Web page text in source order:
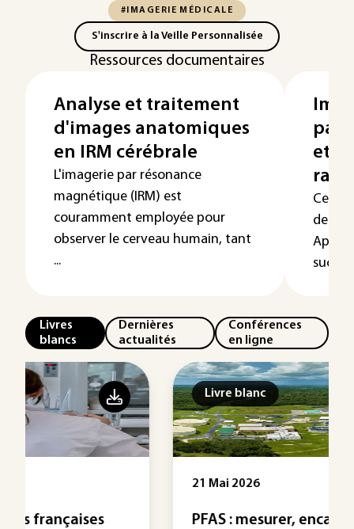
#IMAGERIE MÉDICALE
S'inscrire à la Veille Personnalisée
Ressources documentaires
Analyse et traitement
d'images anatomiques
en IRM cérébrale
L'imagerie par résonance
magnétique (IRM) est
couramment employée pour
observer le cerveau humain, tant
...
par
et
Cet
de
Après
Livres
blancs
Dernières
actualités
Conférences
en ligne
Livre blanc
PFAS : mesurer, encadrer, traiter -